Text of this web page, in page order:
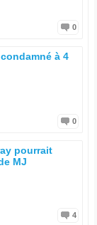
0
à 4
0
pourrait
MJ
4